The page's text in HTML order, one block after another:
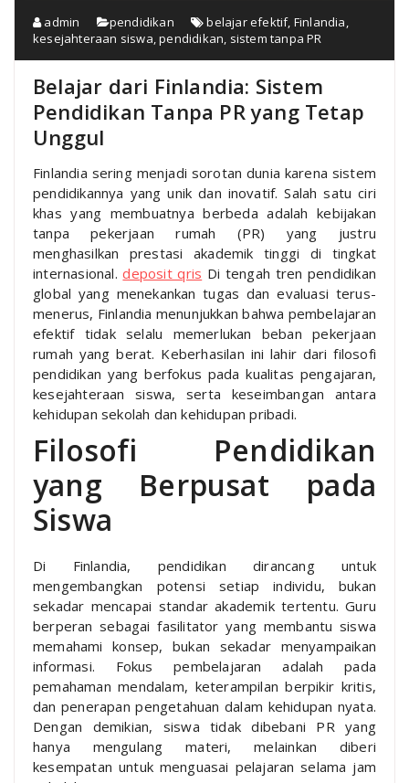
admin pendidikan belajar efektif, Finlandia,
kesejahteraan siswa,pendidikan, sistem tanpa PR
Belajar dari Finlandia: Sistem
Pendidikan Tanpa PR yang Tetap
Unggul
Finlandia sering menjadi sorotan dunia karena sistem
pendidikannya yang unik dan inovatif. Salah satu ciri
khas yang membuatnya berbeda adalah kebijakan
tanpa pekerjaan rumah (PR) yang justru
menghasilkan prestasi akademik tinggi di tingkat
internasional.deposit qris Di tengah tren pendidikan
global yang menekankan tugas dan evaluasi terus-
menerus, Finlandia menunjukkan bahwa pembelajaran
efektif tidak selalu memerlukan beban pekerjaan
rumah yang berat. Keberhasilan ini lahir dari filosofi
pendidikan yang berfokus pada kualitas pengajaran,
kesejahteraan siswa, serta keseimbangan antara
kehidupan sekolah dan kehidupan pribadi.
Filosofi Pendidikan
yang Berpusat pada
Siswa
Di Finlandia, pendidikan dirancang untuk
mengembangkan potensi setiap individu, bukan
sekadar mencapai standar akademik tertentu. Guru
berperan sebagai fasilitator yang membantu siswa
memahami konsep, bukan sekadar menyampaikan
informasi. Fokus pembelajaran adalah pada
pemahaman mendalam, keterampilan berpikir kritis,
dan penerapan pengetahuan dalam kehidupan nyata.
Dengan demikian, siswa tidak dibebani PR yang
hanya mengulang materi, melainkan diberi
kesempatan untuk menguasai pelajaran selama jam